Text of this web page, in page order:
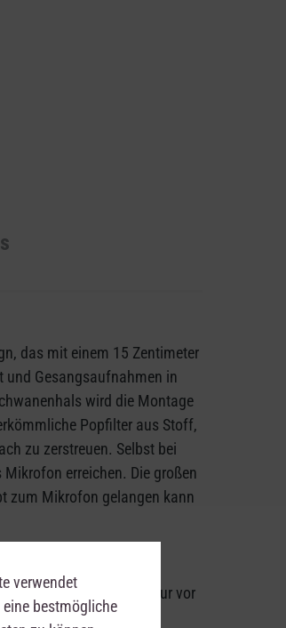
das mit einem 15 Zentimeter
Gesangsaufnahmen in
wird die Montage
Popfilter aus Stoff,
zu zerstreuen. Selbst bei
Mikrofon erreichen. Die großen
zum Mikrofon gelangen kann
und der
– das schützt nicht nur vor
verwendet
eine bestmögliche